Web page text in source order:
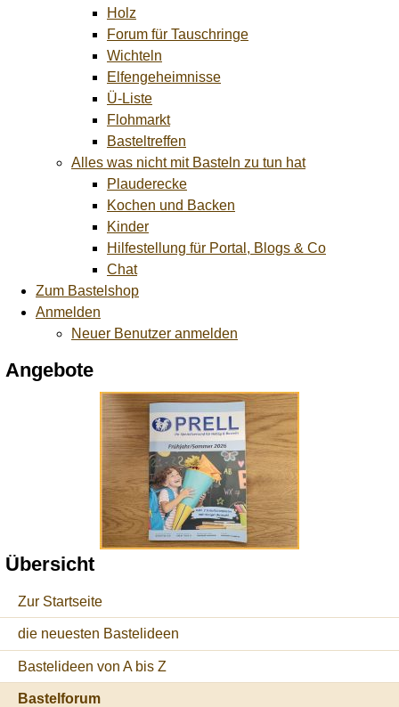
Holz
Forum für Tauschringe
Wichteln
Elfengeheimnisse
Ü-Liste
Flohmarkt
Basteltreffen
Alles was nicht mit Basteln zu tun hat
Plauderecke
Kochen und Backen
Kinder
Hilfestellung für Portal, Blogs & Co
Chat
Zum Bastelshop
Anmelden
Neuer Benutzer anmelden
Angebote
Übersicht
Zur Startseite
die neuesten Bastelideen
Bastelideen von A bis Z
Bastelforum